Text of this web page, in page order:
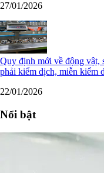
27/01/2026
Quy định mới về động vật,
phải kiểm dịch, miễn kiểm
22/01/2026
Nổi bật